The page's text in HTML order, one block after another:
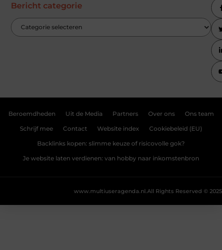
Bericht categorie
Beroemdheden Uit de Media Partners Over ons Ons team
Schrijf mee Contact Website index Cookiebeleid (EU)
Backlinks kopen: slimme keuze of risicovolle gok?
Je website laten verdienen: van hobby naar inkomstenbron
All Rights Reserved © 2025
www.multiuseragenda.nl.